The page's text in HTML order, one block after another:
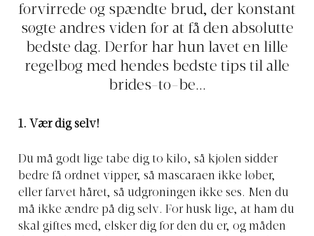
forvirrede og spændte brud, der konstant
søgte andres viden for at få den absolutte
bedste dag. Derfor har hun lavet en lille
regelbog med hendes bedste tips til alle
brides-to-be...
1. Vær dig selv!
Du må godt lige tabe dig to kilo, så kjolen sidder
bedre få ordnet vipper, så mascaraen ikke løber,
eller farvet håret, så udgroningen ikke ses. Men du
må ikke ændre på dig selv. For husk lige, at ham du
skal giftes med, elsker dig for den du er, og måden